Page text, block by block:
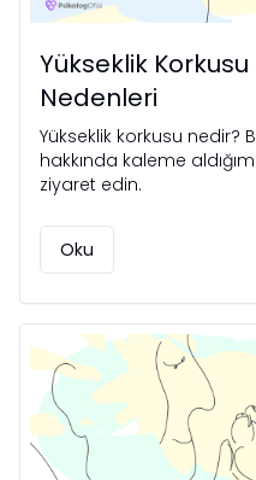
Yükseklik
Nedenleri
Yükseklik korkusu nedir?
hakkında kaleme
ziyaret edin.
Oku